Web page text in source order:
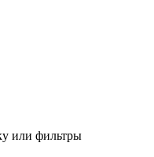
или фильтры